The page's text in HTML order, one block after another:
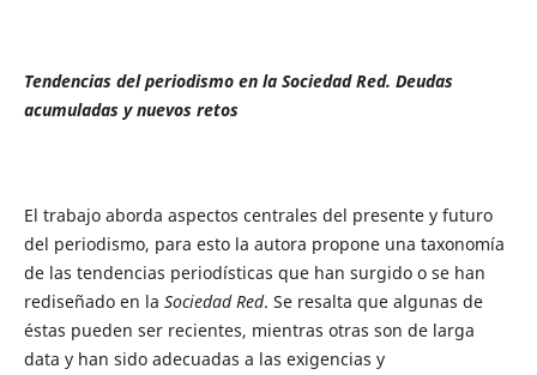
Tendencias del periodismo en la Sociedad Red. Deudas
acumuladas y nuevos retos
El trabajo aborda aspectos centrales del presente y futuro
del periodismo, para esto la autora propone una taxonomía
de las tendencias periodísticas que han surgido o se han
rediseñado en la Sociedad Red. Se resalta que algunas de
éstas pueden ser recientes, mientras otras son de larga
data y han sido adecuadas a las exigencias y